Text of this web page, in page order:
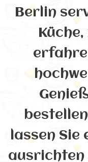
Berlin
lassen
ausrichten